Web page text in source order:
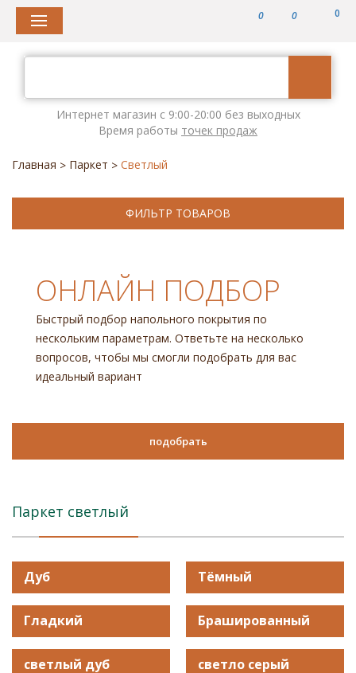
0 0 0
Интернет магазин с 9:00-20:00 без выходных
Время работы точек продаж
Главная > Паркет > Светлый
ФИЛЬТР ТОВАРОВ
ОНЛАЙН ПОДБОР
Быстрый подбор напольного покрытия по
нескольким параметрам. Ответьте на несколько
вопросов, чтобы мы смогли подобрать для вас
идеальный вариант
подобрать
Паркет светлый
Дуб Тёмный
Гладкий Брашированный
светлый дуб светло серый